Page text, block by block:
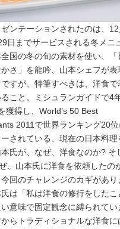
ンテーションされたのは、12
日までサービスされる冬メニ
国の冬の旬の素材を使い、「
さ」を龍吟、山本シェフが表
すが、特筆すべきは、洋食で
こと。ミシュランガイドで4
獲得し、World’s 50 Best
2011で世界ランキング20位
されている、現在の日本料理
氏が、なぜ、洋食なのか? そ
、山本氏に洋食を依頼したの
回のチャレンジのカギがあり
は「私は洋食の修行をしたこ
意味で固定観念に縛られてい
らトラディショナルな洋食に